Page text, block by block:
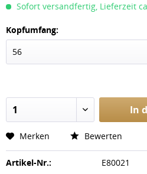
Sofort versandfertig, Lieferzeit
Kopfumfang:
In
Merken Bewerten
Artikel-Nr.: E80021